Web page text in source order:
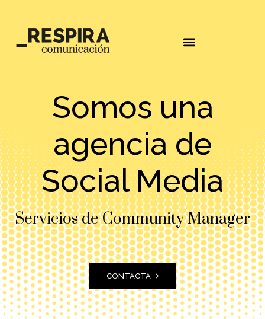
Somos una
agencia de
Social Media
Servicios de Community Manager
CONTACTA